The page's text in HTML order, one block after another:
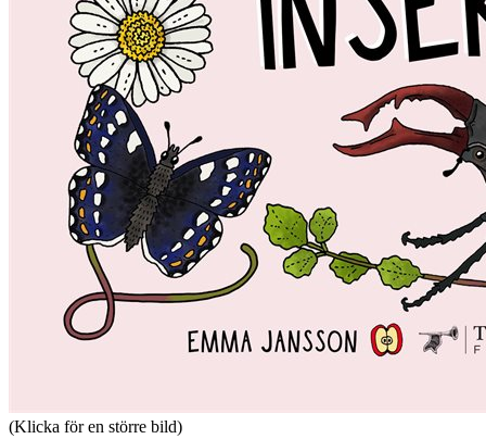
(Klicka för en större bild)